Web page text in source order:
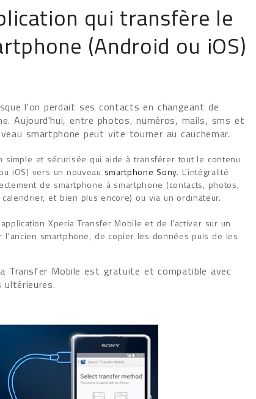
qui transfère le
(Android ou iOS)
l'on perdait ses contacts en changeant de
Aujourd'hui, entre photos, numéros, mails, sms et
smartphone peut vite tourner au cauchemar.
simple et sécurisée qui aide à transférer tout le contenu
iOS) vers un nouveau smartphone Sony. L'intégralité
de smartphone à smartphone (contacts, photos,
et bien plus encore) ou via un ordinateur.
Xperia Transfer Mobile et de l'activer sur un
smartphone, de copier les données puis de les
Transfer Mobile est gratuite et compatible avec